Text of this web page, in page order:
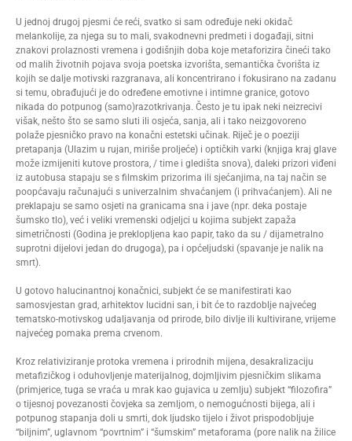
U jednoj drugoj pjesmi će reći, svatko si sam određuje neki okidač
melankolije, za njega su to mali, svakodnevni predmeti i događaji, sitni
znakovi prolaznosti vremena i godišnjih doba koje metaforizira čineći tako
od malih životnih pojava svoja poetska izvorišta, semantička čvorišta iz
kojih se dalje motivski razgranava, ali koncentrirano i fokusirano na zadanu
si temu, obrađujući je do određene emotivne i intimne granice, gotovo
nikada do potpunog (samo)razotkrivanja. Često je tu ipak neki neizrecivi
višak, nešto što se samo sluti ili osjeća, sanja, ali i tako neizgovoreno
polaže pjesničko pravo na konačni estetski učinak. Riječ je o poeziji
pretapanja (Ulazim u rujan, miriše proljeće) i optičkih varki (knjiga kraj glave
može izmijeniti kutove prostora, / time i gledišta snova), daleki prizori viđeni
iz autobusa stapaju se s filmskim prizorima ili sjećanjima, na taj način se
poopćavaju računajući s univerzalnim shvaćanjem (i prihvaćanjem). Ali ne
preklapaju se samo osjeti na granicama sna i jave (npr. deka postaje
šumsko tlo), već i veliki vremenski odjeljci u kojima subjekt zapaža
simetričnosti (Godina je preklopljena kao papir, tako da su / dijametralno
suprotni dijelovi jedan do drugoga), pa i općeljudski (spavanje je nalik na
smrt).
U gotovo halucinantnoj konačnici, subjekt će se manifestirati kao
samosvjestan grad, arhitektov lucidni san, i bit će to razdoblje najvećeg
tematsko-motivskog udaljavanja od prirode, bilo divlje ili kultivirane, vrijeme
najvećeg pomaka prema crvenom.
Kroz relativiziranje protoka vremena i prirodnih mijena, desakralizaciju
metafizičkog i oduhovljenje materijalnog, dojmljivim pjesničkim slikama
(primjerice, tuga se vraća u mrak kao gujavica u zemlju) subjekt “filozofira”
o tijesnoj povezanosti čovjeka sa zemljom, o nemogućnosti bijega, ali i
potpunog stapanja doli u smrti, dok ljudsko tijelo i život prispodobljuje
“biljnim”, uglavnom “povrtnim” i “šumskim” metaforama (pore nalik na žilice